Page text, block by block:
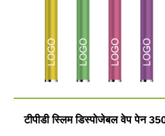
टीपीडी स्लिम डिस्पोजेबल वेप पेन